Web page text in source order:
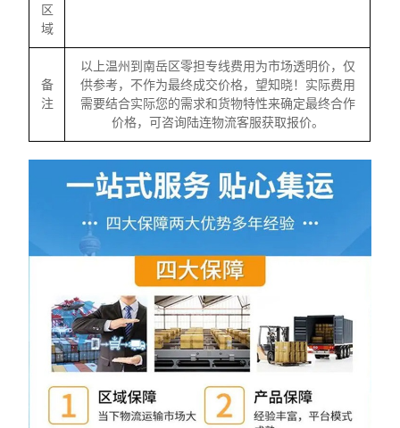
区
域
备
注
以上温州到南岳区零担专线费用为市场透明价，仅
供参考，不作为最终成交价格，望知晓！实际费用
需要结合实际您的需求和货物特性来确定最终合作
价格，可咨询陆连物流客服获取报价。